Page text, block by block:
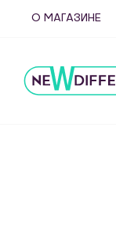
О МАГАЗИНЕ